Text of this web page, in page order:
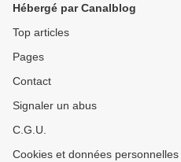
Hébergé par Canalblog
Top articles
Pages
Contact
Signaler un abus
C.G.U.
Cookies et données personnelles